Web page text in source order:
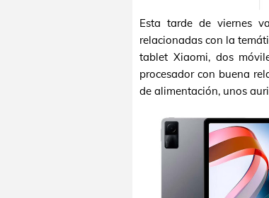
Esta tarde de viernes
relacionadas con la
tablet Xiaomi, dos
procesador con buena
de alimentación, unos